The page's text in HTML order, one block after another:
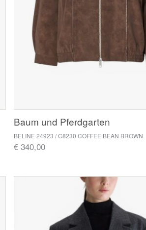
Baum und Pferdgarten
BELINE 24923 / C8230 COFFEE BEAN BROWN
€ 340,00